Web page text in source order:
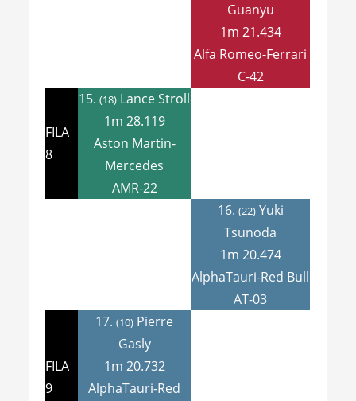
Guanyu
1m 21.434
Alfa Romeo-Ferrari
C-42
FILA
8
15.(18) Lance Stroll
1m 28.119
Aston Martin-
Mercedes
AMR-22
16. (22)Yuki
Tsunoda
1m 20.474
AlphaTauri-Red Bull
AT-03
FILA
9
17.(10) Pierre
Gasly
1m 20.732
AlphaTauri-Red